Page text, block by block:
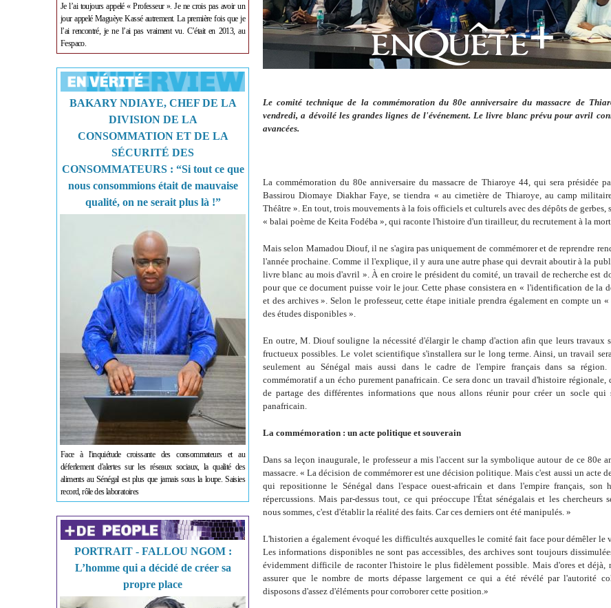
Je l’ai toujours appelé « Professeur ». Je ne crois pas avoir un
jour appelé Maguèye Kassé autrement. La première fois que je
l’ai rencontré, je ne l’ai pas vraiment vu. C’était en 2013, au
Fespaco.
BAKARY NDIAYE, CHEF DE LA
DIVISION DE LA
CONSOMMATION ET DE LA
SÉCURITÉ DES
CONSOMMATEURS : “Si tout ce que
nous consommions était de mauvaise
qualité, on ne serait plus là !”
Face à l'inquiétude croissante des consommateurs et au
déferlement d'alertes sur les réseaux sociaux, la qualité des
aliments au Sénégal est plus que jamais sous la loupe. Saisies
record, rôle des laboratoires
PORTRAIT - FALLOU NGOM :
L’homme qui a décidé de créer sa
propre place
Le comité technique de la commémoration du 80e anniversaire du massacre de
vendredi, a dévoilé les grandes lignes de l'événement. Le livre blanc prévu pour avril
avancées.
La commémoration du 80e anniversaire du massacre de Thiaroye 44, qui sera présidée
Bassirou Diomaye Diakhar Faye, se tiendra « au cimetière de Thiaroye, au camp
Théâtre ». En tout, trois mouvements à la fois officiels et culturels avec des dépôts de gerbes,
« balai poème de Keita Fodéba », qui raconte l'histoire d'un tirailleur, du recrutement à la
Mais selon Mamadou Diouf, il ne s'agira pas uniquement de commémorer et de reprendre
l'année prochaine. Comme il l'explique, il y aura une autre phase qui devrait aboutir à la
livre blanc au mois d'avril ». À en croire le président du comité, un travail de recherche est
pour que ce document puisse voir le jour. Cette phase consistera en « l'identification de la
et des archives ». Selon le professeur, cette étape initiale prendra également en compte un
des études disponibles ».
En outre, M. Diouf souligne la nécessité d'élargir le champ d'action afin que leurs travaux
fructueux possibles. Le volet scientifique s'installera sur le long terme. Ainsi, un travail
seulement au Sénégal mais aussi dans le cadre de l'empire français dans sa
commémoratif a un écho purement panafricain. Ce sera donc un travail d'histoire régionale,
de partage des différentes informations que nous allons réunir pour créer un socle qui
panafricain.
La commémoration : un acte politique et souverain
Dans sa leçon inaugurale, le professeur a mis l'accent sur la symbolique autour de ce 80e
massacre. « La décision de commémorer est une décision politique. Mais c'est aussi un acte
qui repositionne le Sénégal dans l'espace ouest-africain et dans l'empire français, son
répercussions. Mais par-dessus tout, ce qui préoccupe l'État sénégalais et les chercheurs
nous sommes, c'est d'établir la réalité des faits. Car ces derniers ont été manipulés. »
L'historien a également évoqué les difficultés auxquelles le comité fait face pour démêler le
Les informations disponibles ne sont pas accessibles, des archives sont toujours
évidemment difficile de raconter l'histoire le plus fidèlement possible. Mais d'ores et déjà,
assurer que le nombre de morts dépasse largement ce qui a été révélé par l'autorité
disposons d'assez d'éléments pour corroborer cette position.»